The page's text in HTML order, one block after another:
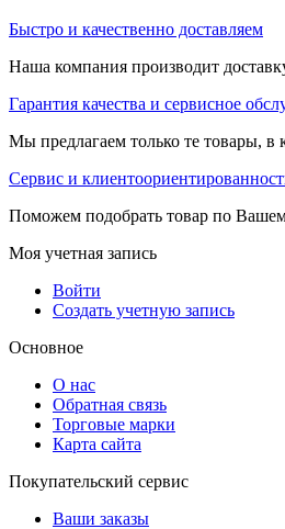
Быстро и качественно доставляем
Наша компания производит
Гарантия качества и сервисное
Мы предлагаем только те товары, в
Сервис и
Поможем подобрать товар по
Моя учетная запись
Войти
Создать учетную запись
Основное
О нас
Обратная связь
Торговые марки
Карта сайта
Покупательский сервис
Ваши заказы